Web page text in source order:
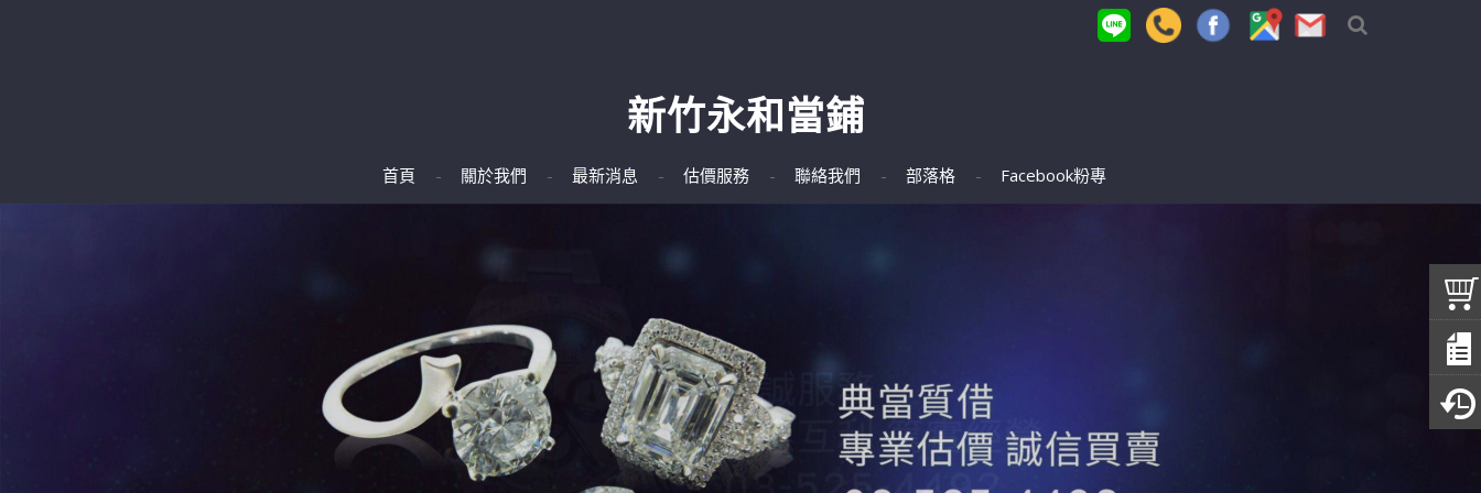
新竹永和當鋪
首頁 關於我們 最新消息 估價服務 聯絡我們 部落格 Facebook粉專